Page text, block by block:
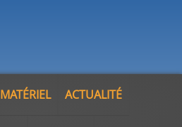
MATÉRIEL ACTUALITÉ